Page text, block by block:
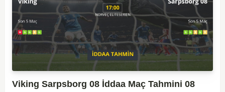
Viking Sarpsborg 08 İddaa Maç Tahmini 08